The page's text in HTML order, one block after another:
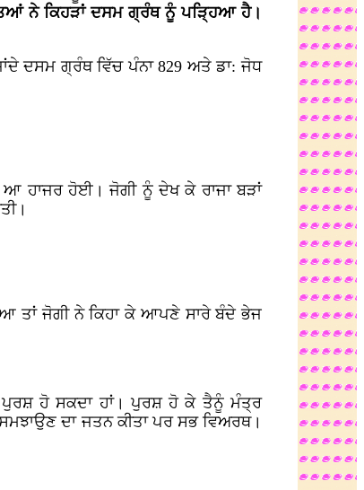
ਨੇ ਕਿਹੜਾਂ ਦਸਮ ਗ੍ਰੰਥ ਨੂੰ ਪੜ੍ਹਿਆ ਹੈ।
ਦਸਮ ਗ੍ਰੰਥ ਵਿੱਚ ਪੰਨਾ 829 ਅਤੇ ਡਾ: ਜੋਧ
ਹਾਜਰ ਹੋਈ। ਜੋਗੀ ਨੂੰ ਦੇਖ ਕੇ ਰਾਜਾ ਬੜਾਂ
ਤਾਂ ਜੋਗੀ ਨੇ ਕਿਹਾ ਕੇ ਆਪਣੇ ਸਾਰੇ ਬੰਦੇ ਭੇਜ
ਹੋ ਸਕਦਾ ਹਾਂ। ਪੁਰਸ਼ ਹੋ ਕੇ ਤੈਨੂੰ ਮੰਤ੍ਰ
ਦਾ ਜਤਨ ਕੀਤਾ ਪਰ ਸਭ ਵਿਅਰਥ।